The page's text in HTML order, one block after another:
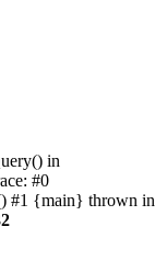
in
#0
#1 {main} thrown in